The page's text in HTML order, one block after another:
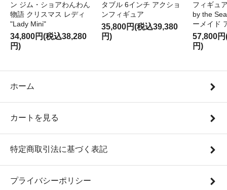
ン ジム・ショアわんわん
物語 クリスマス レディ
"Lady Mini"
34,800円(税込38,280
円)
タブル 6インチ アクショ
ンフィギュア
35,800円(税込39,380
円)
フィギュ
by the
ーメイド
57,800
円)
ホーム
カートを見る
特定商取引法に基づく表記
プライバシーポリシー